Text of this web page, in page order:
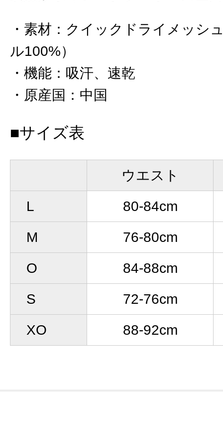
素材 ： クイックドライメッシ
ル100%）
機能 ： 吸汗、速乾
原産国 ： 中国
■サイズ表
ウエスト
L
80-84cm
M
76-80cm
O
84-88cm
S
72-76cm
XO
88-92cm